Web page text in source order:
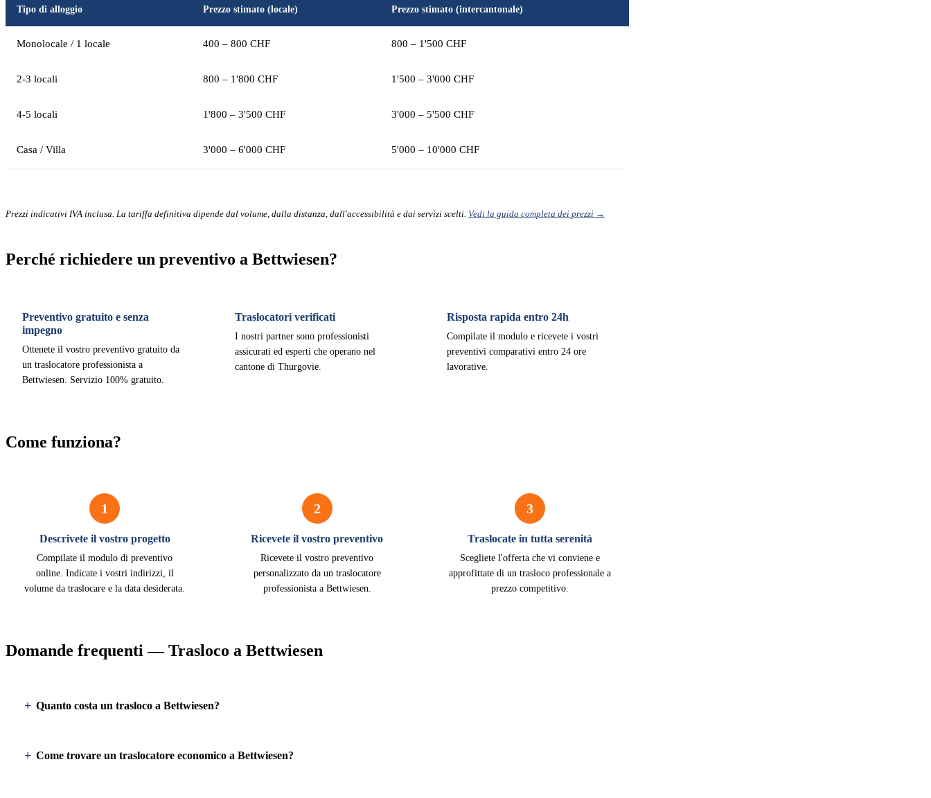
Tipo di alloggio Prezzo stimato (locale) Prezzo stimato (intercantonale)
Monolocale / 1 locale 400 – 800 CHF 800 – 1'500 CHF
2-3 locali 800 – 1'800 CHF 1'500 – 3'000 CHF
4-5 locali 1'800 – 3'500 CHF 3'000 – 5'500 CHF
Casa / Villa 3'000 – 6'000 CHF 5'000 – 10'000 CHF
Prezzi indicativi IVA inclusa. La tariffa definitiva dipende dal volume, dalla distanza, dall'accessibilità e dai servizi scelti. Vedi la guida completa dei prezzi →
Perché richiedere un preventivo a Bettwiesen?
Preventivo gratuito e senza
impegno
Ottenete il vostro preventivo gratuito da
un traslocatore professionista a
Bettwiesen. Servizio 100% gratuito.
Traslocatori verificati
I nostri partner sono professionisti
assicurati ed esperti che operano nel
cantone di Thurgovie.
Risposta rapida entro 24h
Compilate il modulo e ricevete i vostri
preventivi comparativi entro 24 ore
lavorative.
Come funziona?
1
Descrivete il vostro progetto
Compilate il modulo di preventivo
online. Indicate i vostri indirizzi, il
volume da traslocare e la data desiderata.
2
Ricevete il vostro preventivo
Ricevete il vostro preventivo
personalizzato da un traslocatore
professionista a Bettwiesen.
3
Traslocate in tutta serenità
Scegliete l'offerta che vi conviene e
approfittate di un trasloco professionale a
prezzo competitivo.
Domande frequenti — Trasloco a Bettwiesen
Quanto costa un trasloco a Bettwiesen?
Come trovare un traslocatore economico a Bettwiesen?